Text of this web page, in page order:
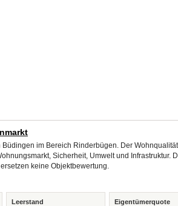
Büdingen im Bereich Rinderbügen. Der
Sicherheit, Umwelt und
keine Objektbewertung.
Leerstand Eigentümerquote